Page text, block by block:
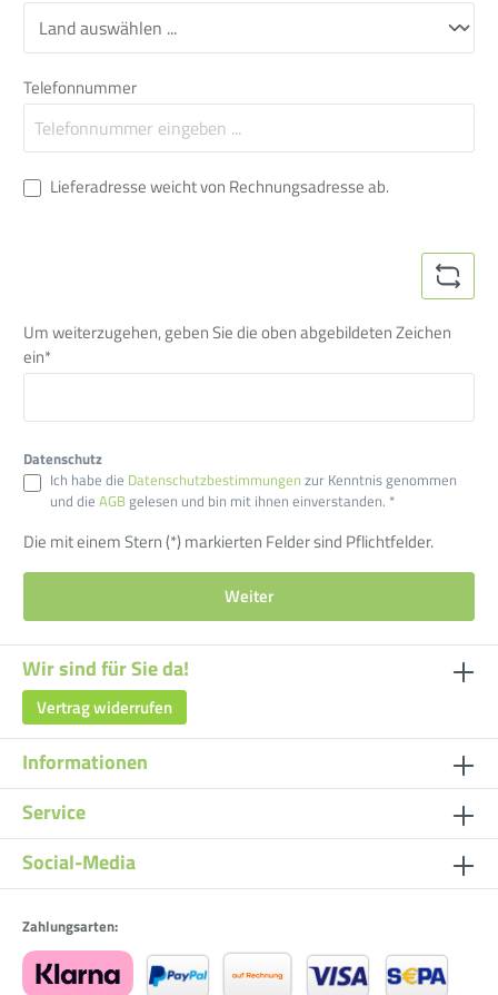
Telefonnummer
Lieferadresse weicht von Rechnungsadresse ab.
Um weiterzugehen, geben Sie die oben abgebildeten Zeichen
ein*
Datenschutz
Ich habe die Datenschutzbestimmungen zur Kenntnis genommen
und die AGBgelesen und bin mit ihnen einverstanden. *
Die mit einem Stern (*) markierten Felder sind Pflichtfelder.
Weiter
Wir sind für Sie da!
Vertrag widerrufen
Informationen
Service
Social-Media
Zahlungsarten: